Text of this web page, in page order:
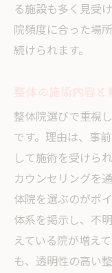
る施設も多く見受
院頻度に合った場
続けられます。
整体院選びで重視
です。理由は、事
して施術を受けら
カウンセリングを
体院を選ぶのがポ
体系を掲示し、不
えている院が増え
も、透明性の高い